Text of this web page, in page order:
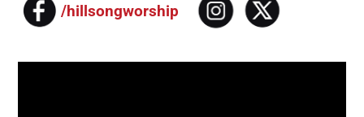
/hillsongworship